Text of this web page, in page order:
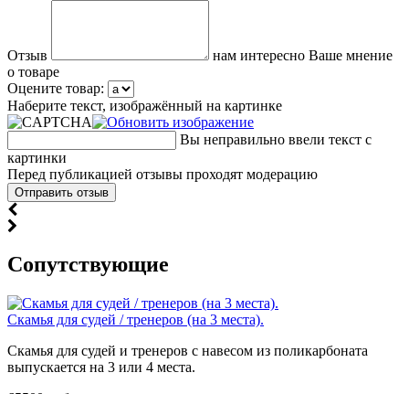
Отзыв
нам интересно Ваше мнение
о товаре
Оцените товар:
Наберите текст, изображённый на картинке
Вы неправильно ввели текст с
картинки
Перед публикацией отзывы проходят модерацию
Cопутствующие
Скамья для судей / тренеров (на 3 места).
Скамья для судей и тренеров с навесом из поликарбоната
выпускается на 3 или 4 места.